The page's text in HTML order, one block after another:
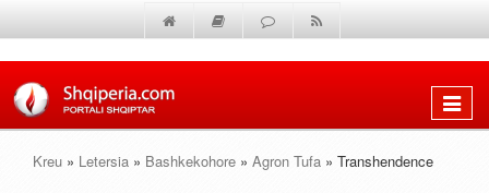
Shfaq
Kreu » Letersia » Bashkekohore » Agron Tufa » Transhendence